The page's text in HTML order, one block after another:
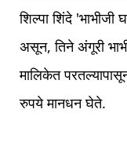
शिल्पा शिंदे
असून, तिने अंगूरी
मालिकेत
रुपये मानधन घेते.